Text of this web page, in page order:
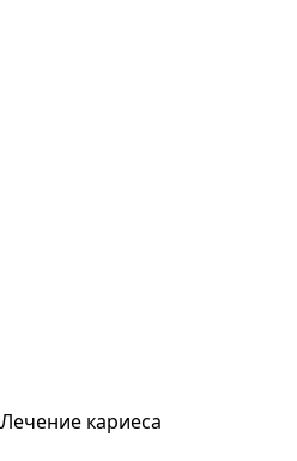
Лечение кариеса